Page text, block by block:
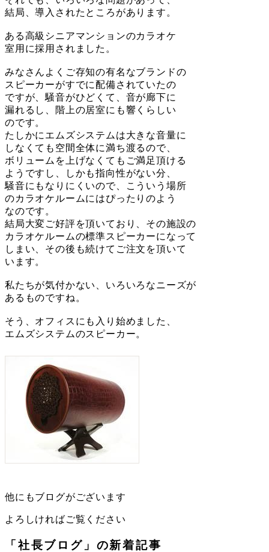
結局、導入されたところがあります。
ある高級シニアマンションのカラオケ
室用に採用されました。
みなさんよくご存知の有名なブランドの
スピーカーがすでに配備されていたの
ですが、騒音がひどくて、音が廊下に
漏れるし、階上の居室にも響くらしい
のです。
たしかにエムズシステムは大きな音量に
しなくても空間全体に満ち渡るので、
ボリュームを上げなくてもご満足頂ける
ようですし、しかも指向性がない分、
騒音にもなりにくいので、こういう場所
のカラオケルームにはぴったりのよう
なのです。
結局大変ご好評を頂いており、その施設の
カラオケルームの標準スピーカーになって
しまい、その後も続けてご注文を頂いて
います。
私たちが気付かない、いろいろなニーズが
あるものですね。
そう、オフィスにも入り始めました、
エムズシステムのスピーカー。
他にもブログがございます
よろしければご覧ください
「社長ブログ」の新着記事